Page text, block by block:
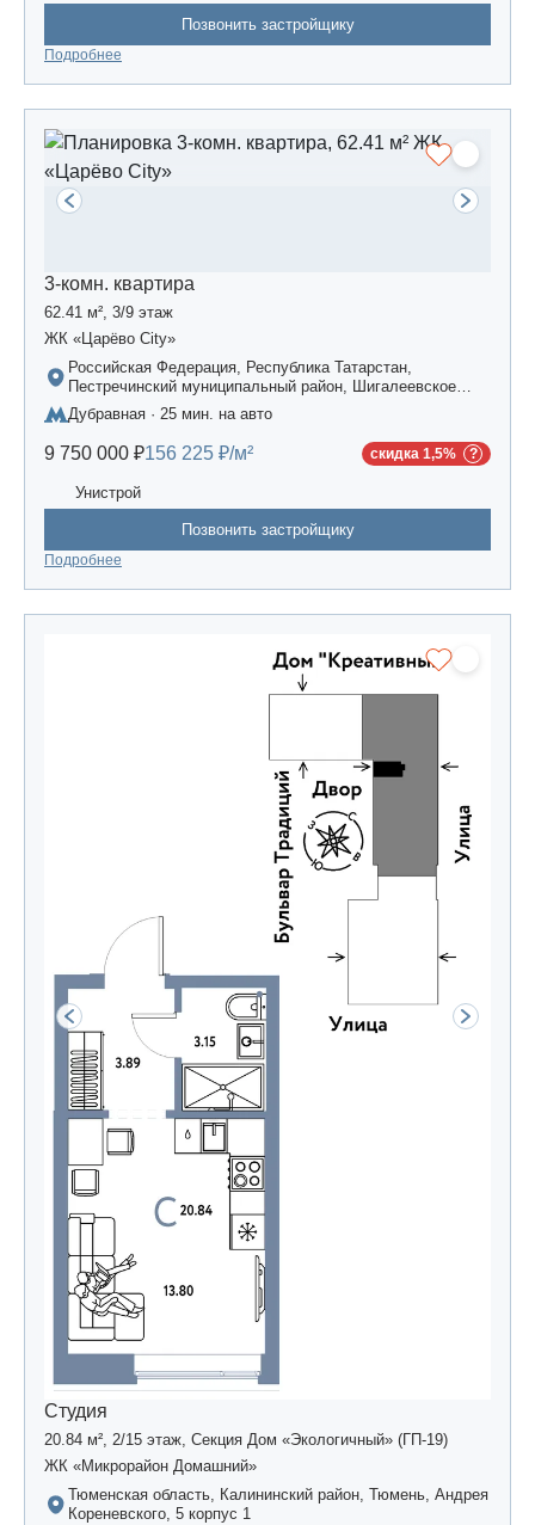
Позвонить застройщику
Подробнее
3-комн. квартира
62.41 м², 3/9 этаж
ЖК «Царёво City»
Российская Федерация, Республика Татарстан,
Пестречинский муниципальный район, Шигалеевское
сельское поселение, жилой комплекс «Усадьба
Царево-2», дом 3
Дубравная · 25 мин. на авто
9 750 000 ₽156 225 ₽/м² скидка 1,5%
Унистрой
Позвонить застройщику
Подробнее
Студия
20.84 м², 2/15 этаж, Секция Дом «Экологичный» (ГП-19)
ЖК «Микрорайон Домашний»
Тюменская область, Калининский район, Тюмень, Андрея
Кореневского, 5 корпус 1